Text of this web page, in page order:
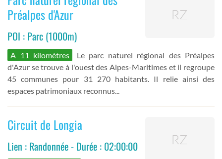
Préalpes d'Azur
POI : Parc (1000m)
A 11 kilomètres
Le parc naturel régional des Préalpes
d'Azur se trouve à l'ouest des Alpes-Maritimes et il regroupe
45 communes pour 31 270 habitants. Il relie ainsi des
espaces patrimoniaux reconnus...
Circuit de Longia
Lien : Randonnée - Durée : 02:00:00